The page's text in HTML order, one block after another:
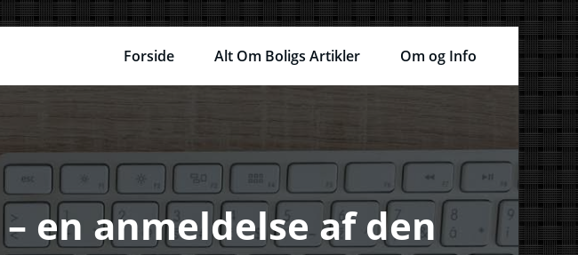
Forside Alt Om Boligs Artikler Om og Info
en anmeldelse af den